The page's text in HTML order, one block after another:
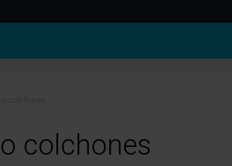
colchones